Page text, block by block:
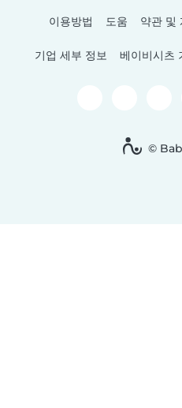
이용방법 도움 약관 및
기업 세부 정보 베이비시츠
©